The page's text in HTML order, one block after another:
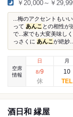
￥20,000～￥
...梅のアクセントもい
って あんこ との相性
で...家でも大変美味し
っさくに あんこが絶妙...
空席
情報
日
8/9
月
10
酒日和 縁屋